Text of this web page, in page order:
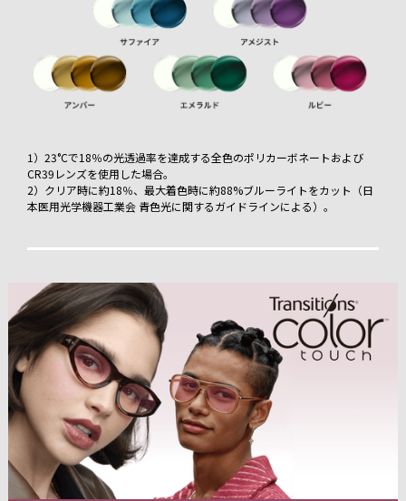
1）23°Cで18％の光透過率を達成する全色のポリカーボネートおよび
CR39レンズを使用した場合。
2）クリア時に約18％、最大着色時に約88%ブルーライトをカット（日
本医用光学機器工業会 青色光に関するガイドラインによる）。